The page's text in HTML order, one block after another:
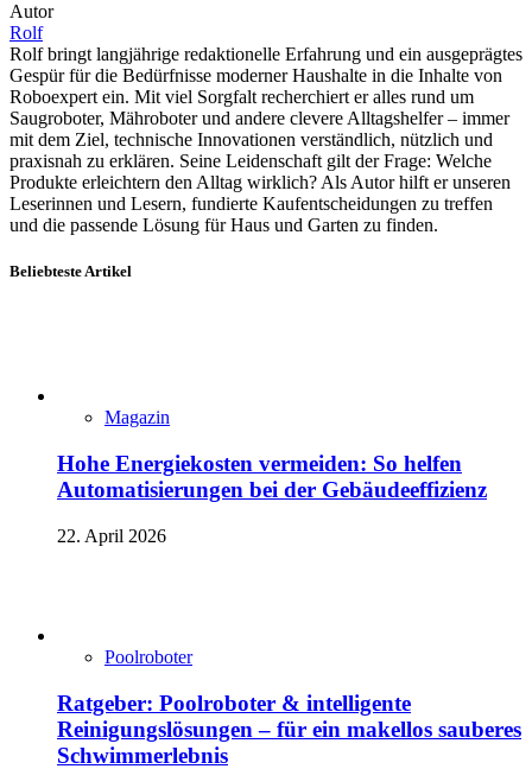
Autor
Rolf
Rolf bringt langjährige redaktionelle Erfahrung und ein ausgeprägtes
Gespür für die Bedürfnisse moderner Haushalte in die Inhalte von
Roboexpert ein. Mit viel Sorgfalt recherchiert er alles rund um
Saugroboter, Mähroboter und andere clevere Alltagshelfer – immer
mit dem Ziel, technische Innovationen verständlich, nützlich und
praxisnah zu erklären. Seine Leidenschaft gilt der Frage: Welche
Produkte erleichtern den Alltag wirklich? Als Autor hilft er unseren
Leserinnen und Lesern, fundierte Kaufentscheidungen zu treffen
und die passende Lösung für Haus und Garten zu finden.
Beliebteste Artikel
Magazin
Hohe Energiekosten vermeiden: So helfen
Automatisierungen bei der Gebäudeeffizienz
22. April 2026
Poolroboter
Ratgeber: Poolroboter & intelligente
Reinigungslösungen – für ein makellos sauberes
Schwimmerlebnis